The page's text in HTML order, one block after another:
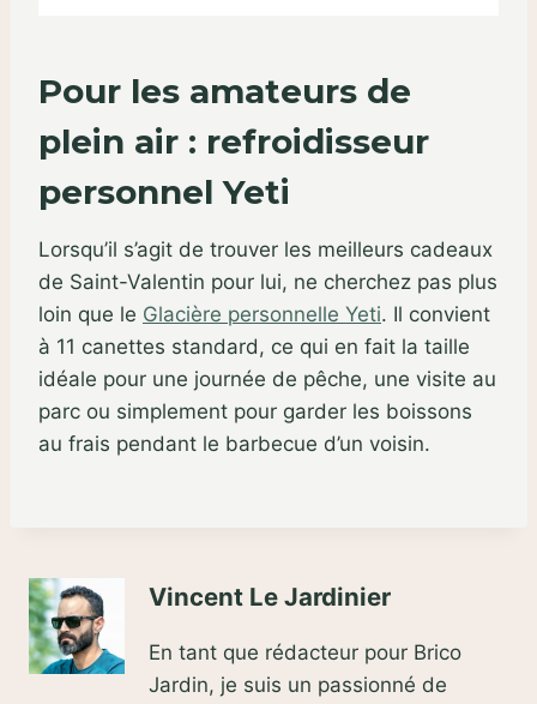
Pour les amateurs de
plein air : refroidisseur
personnel Yeti
Lorsqu’il s’agit de trouver les meilleurs cadeaux
de Saint-Valentin pour lui, ne cherchez pas plus
loin que le Glacière personnelle Yeti. Il convient
à 11 canettes standard, ce qui en fait la taille
idéale pour une journée de pêche, une visite au
parc ou simplement pour garder les boissons
au frais pendant le barbecue d’un voisin.
Vincent Le Jardinier
En tant que rédacteur pour Brico
Jardin, je suis un passionné de